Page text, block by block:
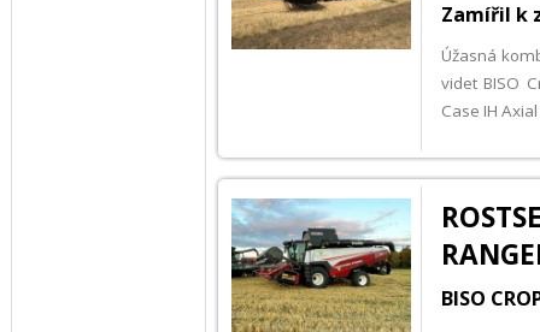
Zamířil k
Úžasná
videt BISO
Case IH
BISO